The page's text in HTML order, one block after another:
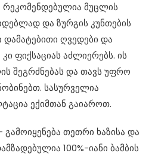
მუცლის
და ზურგის კუნთების
ღვედები და
ფიქსაციას აძლიერებს. ის
შეგრძნებას და თავს უფრო
სასურველია
ექიმთან გაიაროთ.
გამოიყენება თეთრი ხაზისა და
100%-იანი ბამბის